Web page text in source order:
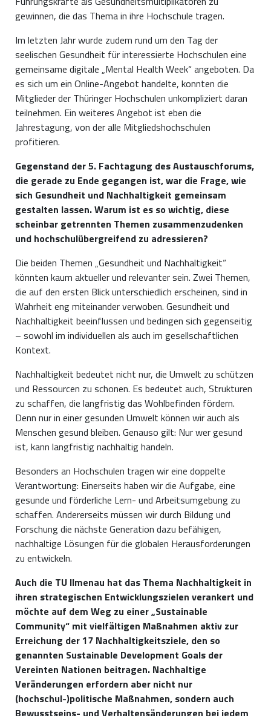
gewinnen, die das Thema in ihre Hochschule tragen.
Im letzten Jahr wurde zudem rund um den Tag der
seelischen Gesundheit für interessierte Hochschulen eine
gemeinsame digitale „Mental Health Week“ angeboten. Da
es sich um ein Online-Angebot handelte, konnten die
Mitglieder der Thüringer Hochschulen unkompliziert daran
teilnehmen. Ein weiteres Angebot ist eben die
Jahrestagung, von der alle Mitgliedshochschulen
profitieren.
Gegenstand der 5. Fachtagung des Austauschforums,
die gerade zu Ende gegangen ist, war die Frage, wie
sich Gesundheit und Nachhaltigkeit gemeinsam
gestalten lassen. Warum ist es so wichtig, diese
scheinbar getrennten Themen zusammenzudenken
und hochschulübergreifend zu adressieren?
Die beiden Themen „Gesundheit und Nachhaltigkeit“
könnten kaum aktueller und relevanter sein. Zwei Themen,
die auf den ersten Blick unterschiedlich erscheinen, sind in
Wahrheit eng miteinander verwoben. Gesundheit und
Nachhaltigkeit beeinflussen und bedingen sich gegenseitig
– sowohl im individuellen als auch im gesellschaftlichen
Kontext.
Nachhaltigkeit bedeutet nicht nur, die Umwelt zu schützen
und Ressourcen zu schonen. Es bedeutet auch, Strukturen
zu schaffen, die langfristig das Wohlbefinden fördern.
Denn nur in einer gesunden Umwelt können wir auch als
Menschen gesund bleiben. Genauso gilt: Nur wer gesund
ist, kann langfristig nachhaltig handeln.
Besonders an Hochschulen tragen wir eine doppelte
Verantwortung: Einerseits haben wir die Aufgabe, eine
gesunde und förderliche Lern- und Arbeitsumgebung zu
schaffen. Andererseits müssen wir durch Bildung und
Forschung die nächste Generation dazu befähigen,
nachhaltige Lösungen für die globalen Herausforderungen
zu entwickeln.
Auch die TU Ilmenau hat das Thema Nachhaltigkeit in
ihren strategischen Entwicklungszielen verankert und
möchte auf dem Weg zu einer „Sustainable
Community“ mit vielfältigen Maßnahmen aktiv zur
Erreichung der 17 Nachhaltigkeitsziele, den so
genannten Sustainable Development Goals der
Vereinten Nationen beitragen. Nachhaltige
Veränderungen erfordern aber nicht nur
(hochschul-)politische Maßnahmen, sondern auch
Bewusstseins- und Verhaltensänderungen bei jedem